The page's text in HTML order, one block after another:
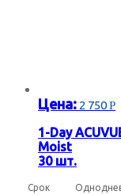
Цена: 2 750Р
1-Day
Moist
30 шт.
Срок